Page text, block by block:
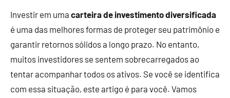
Investir em uma carteira de investimento diversificada
é uma das melhores formas de proteger seu patrimônio e
garantir retornos sólidos a longo prazo. No entanto,
muitos investidores se sentem sobrecarregados ao
tentar acompanhar todos os ativos. Se você se identifica
com essa situação, este artigo é para você. Vamos